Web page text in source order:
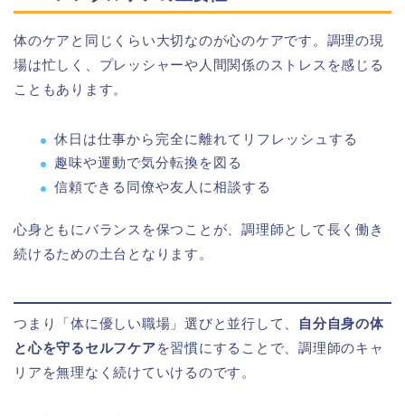
体のケアと同じくらい大切なのが心のケアです。調理の現
場は忙しく、プレッシャーや人間関係のストレスを感じる
こともあります。
休日は仕事から完全に離れてリフレッシュする
趣味や運動で気分転換を図る
信頼できる同僚や友人に相談する
心身ともにバランスを保つことが、調理師として長く働き
続けるための土台となります。
つまり「体に優しい職場」選びと並行して、
自分自身の体
と心を守るセルフケアを習慣にすることで、調理師のキャ
リアを無理なく続けていけるのです。